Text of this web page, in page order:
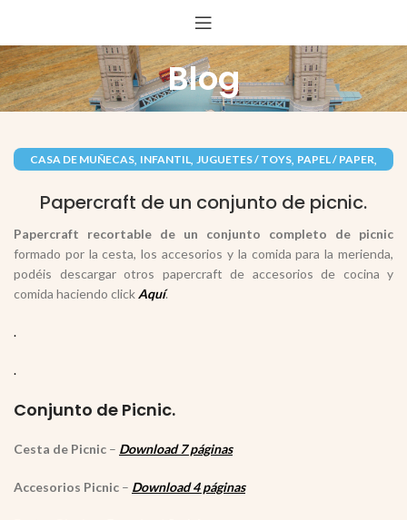
Blog
CASA DE MUÑECAS, INFANTIL, JUGUETES / TOYS, PAPEL / PAPER,
Papercraft de un conjunto de picnic.
Papercraft recortable de un conjunto completo de picnic
formado por la cesta, los accesorios y la comida para la merienda,
podéis descargar otros papercraft de accesorios de cocina y
comida haciendo click Aquí.
.
.
Conjunto de Picnic.
Cesta de Picnic – Download 7 páginas
Accesorios Picnic – Download 4 páginas